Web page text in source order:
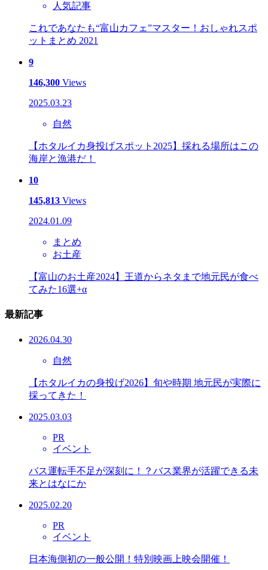
人気記事
これであなたも“富山カフェ”マスター！おしゃれスポ
ットまとめ 2021
9
146,300 Views
2025.03.23
自然
【ホタルイカ身投げスポット2025】採れる場所はこの
海岸と漁港だ！
10
145,813 Views
2024.01.09
まとめ
お土産
【富山のお土産2024】王道からネタまで地元民が食べ
てみた16選+α
最新記事
2026.04.30
自然
【ホタルイカの身投げ2026】旬や時期 地元民が実際に
採ってきた！
2025.03.03
PR
イベント
バス運転手不足が深刻に！？バス業界が活躍できる未
来とはなにか
2025.02.20
PR
イベント
日本海側初の一般公開！特別映画上映会開催！